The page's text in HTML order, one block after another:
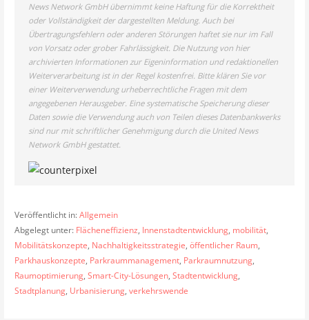
News Network GmbH übernimmt keine Haftung für die Korrektheit
oder Vollständigkeit der dargestellten Meldung. Auch bei
Übertragungsfehlern oder anderen Störungen haftet sie nur im Fall
von Vorsatz oder grober Fahrlässigkeit. Die Nutzung von hier
archivierten Informationen zur Eigeninformation und redaktionellen
Weiterverarbeitung ist in der Regel kostenfrei. Bitte klären Sie vor
einer Weiterverwendung urheberrechtliche Fragen mit dem
angegebenen Herausgeber. Eine systematische Speicherung dieser
Daten sowie die Verwendung auch von Teilen dieses Datenbankwerks
sind nur mit schriftlicher Genehmigung durch die United News
Network GmbH gestattet.
Veröffentlicht in:Allgemein
Abgelegt unter: Flächeneffizienz, Innenstadtentwicklung, mobilität,
Mobilitätskonzepte, Nachhaltigkeitsstrategie, öffentlicher Raum,
Parkhauskonzepte, Parkraummanagement, Parkraumnutzung,
Raumoptimierung, Smart-City-Lösungen, Stadtentwicklung,
Stadtplanung, Urbanisierung, verkehrswende